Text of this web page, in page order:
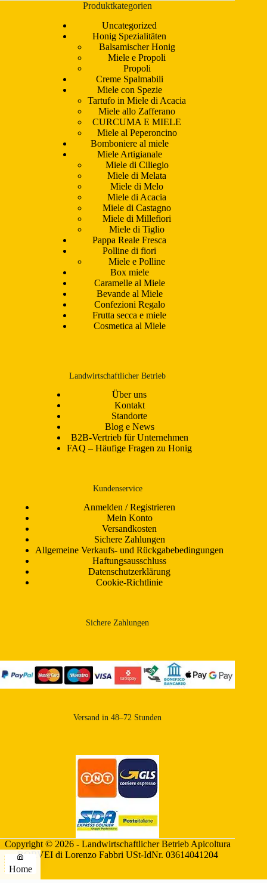
Produktkategorien
Uncategorized
Honig Spezialitäten
Balsamischer Honig
Miele e Propoli
Propoli
Creme Spalmabili
Miele con Spezie
Tartufo in Miele di Acacia
Miele allo Zafferano
CURCUMA E MIELE
Miele al Peperoncino
Bomboniere al miele
Miele Artigianale
Miele di Ciliegio
Miele di Melata
Miele di Melo
Miele di Acacia
Miele di Castagno
Miele di Millefiori
Miele di Tiglio
Pappa Reale Fresca
Polline di fiori
Miele e Polline
Box miele
Caramelle al Miele
Bevande al Miele
Confezioni Regalo
Frutta secca e miele
Cosmetica al Miele
Landwirtschaftlicher Betrieb
Über uns
Kontakt
Standorte
Blog e News
B2B-Vertrieb für Unternehmen
FAQ – Häufige Fragen zu Honig
Kundenservice
Anmelden / Registrieren
Mein Konto
Versandkosten
Sichere Zahlungen
Allgemeine Verkaufs- und Rückgabebedingungen
Haftungsausschluss
Datenschutzerklärung
Cookie-Richtlinie
Sichere Zahlungen
Versand in 48–72 Stunden
Copyright © 2026 - Landwirtschaftlicher Betrieb Apicoltura
BORVEI di Lorenzo Fabbri USt-IdNr. 03614041204
Home